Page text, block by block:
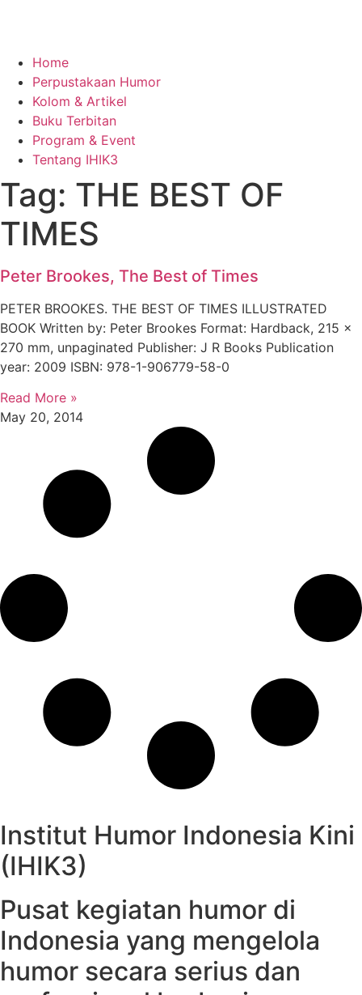
Home
Perpustakaan Humor
Kolom & Artikel
Buku Terbitan
Program & Event
Tentang IHIK3
Tag: THE BEST OF
TIMES
Peter Brookes, The Best of Times
PETER BROOKES. THE BEST OF TIMES ILLUSTRATED
BOOK Written by: Peter Brookes Format: Hardback, 215 x
270 mm, unpaginated Publisher: J R Books Publication
year: 2009 ISBN: 978-1-906779-58-0
Read More »
May 20, 2014
Institut Humor Indonesia Kini
(IHIK3)
Pusat kegiatan humor di
Indonesia yang mengelola
humor secara serius dan